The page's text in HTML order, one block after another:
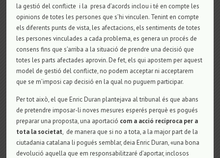
la gestió del conflicte i la presa d’acords inclou i té en compte les
opinions de totes les persones que s’hi vinculen. Tenint en compte
els diferents punts de vista, les afectacions, els sentiments de totes
les persones vinculades a cada problema, es genera un procés de
consens fins que s’arriba a la situació de prendre una decisió que
totes les parts afectades aprovin. De fet, els qui apostem per aquest
model de gestió del conflicte, no podem acceptar ni acceptarem
que se m’imposi cap decisió en la qual no puguem participar.
Per tot això, el que Enric Duran plantejava al tribunal és que abans
de pretendre imposar-li noves mesures esperés perquè es pogués
preparar una proposta, una aportació com a acció recíproca per a
tota la societat, de manera que si no a tota, a la major part de la
ciutadania catalana li pogués semblar, deia Enric Duran, «una bona
devolució aquella que em responsabilitzaré d’aportar, inclosos